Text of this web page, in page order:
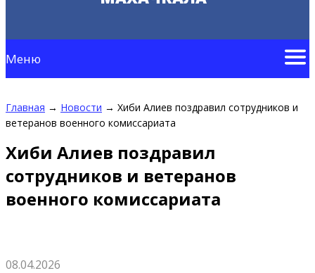
Меню
Главная → Новости → Хиби Алиев поздравил сотрудников и
ветеранов военного комиссариата
Хиби Алиев поздравил
сотрудников и ветеранов
военного комиссариата
08.04.2026